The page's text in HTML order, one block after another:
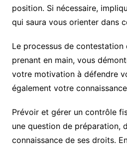
position. Si nécessaire,
qui saura vous orienter dans
Le processus de
prenant en main, vous
votre motivation à défendre
également votre
Prévoir et gérer un contrôle
une question de préparation,
connaissance de ses droits.